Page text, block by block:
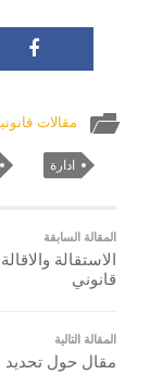
مقالات
ادارة
المقالة السابقة
الاستقالة
قانوني
المقالة التالية
مقال حول تحديد